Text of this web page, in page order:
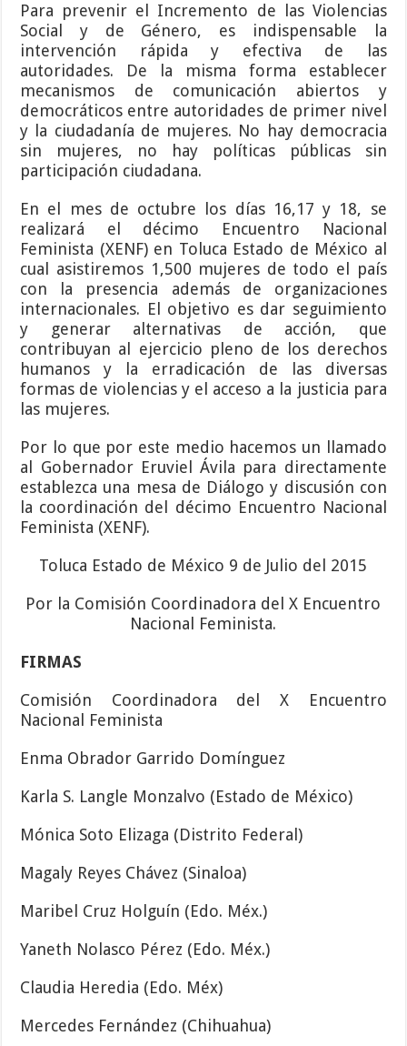
Para prevenir el Incremento de las Violencias
Social y de Género, es indispensable la
intervención rápida y efectiva de las
autoridades. De la misma forma establecer
mecanismos de comunicación abiertos y
democráticos entre autoridades de primer nivel
y la ciudadanía de mujeres. No hay democracia
sin mujeres, no hay políticas públicas sin
participación ciudadana.
En el mes de octubre los días 16,17 y 18, se
realizará el décimo Encuentro Nacional
Feminista (XENF) en Toluca Estado de México al
cual asistiremos 1,500 mujeres de todo el país
con la presencia además de organizaciones
internacionales. El objetivo es dar seguimiento
y generar alternativas de acción, que
contribuyan al ejercicio pleno de los derechos
humanos y la erradicación de las diversas
formas de violencias y el acceso a la justicia para
las mujeres.
Por lo que por este medio hacemos un llamado
al Gobernador Eruviel Ávila para directamente
establezca una mesa de Diálogo y discusión con
la coordinación del décimo Encuentro Nacional
Feminista (XENF).
Toluca Estado de México 9 de Julio del 2015
Por la Comisión Coordinadora del X Encuentro
Nacional Feminista.
FIRMAS
Comisión Coordinadora del X Encuentro
Nacional Feminista
Enma Obrador Garrido Domínguez
Karla S. Langle Monzalvo (Estado de México)
Mónica Soto Elizaga (Distrito Federal)
Magaly Reyes Chávez (Sinaloa)
Maribel Cruz Holguín (Edo. Méx.)
Yaneth Nolasco Pérez (Edo. Méx.)
Claudia Heredia (Edo. Méx)
Mercedes Fernández (Chihuahua)